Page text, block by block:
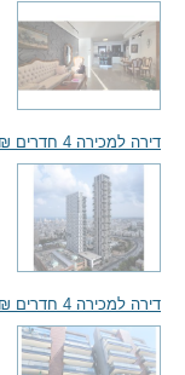
דירה למכירה 4 חדרים 3,570,000₪
דירה למכירה 4 חדרים 3,150,000₪